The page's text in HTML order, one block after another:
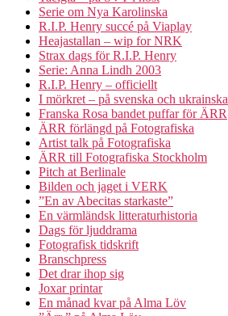
Serie om Nya Karolinska
R.I.P. Henry succé på Viaplay
Heajastallan – wip for NRK
Strax dags för R.I.P. Henry
Serie: Anna Lindh 2003
R.I.P. Henry – officiellt
I mörkret – på svenska och ukrainska
Franska Rosa bandet puffar för ÄRR
ÄRR förlängd på Fotografiska
Artist talk på Fotografiska
ÄRR till Fotografiska Stockholm
Pitch at Berlinale
Bilden och jaget i VERK
”En av Abecitas starkaste”
En värmländsk litteraturhistoria
Dags för ljuddrama
Fotografisk tidskrift
Branschpress
Det drar ihop sig
Joxar printar
En månad kvar på Alma Löv